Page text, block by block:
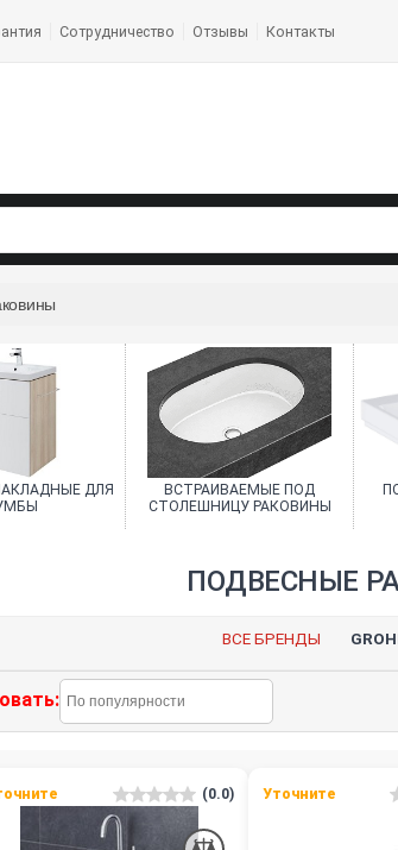
Сотрудничество Отзывы Контакты
ДЛЯ
ВСТРАИВАЕМЫЕ ПОД
СТОЛЕШНИЦУ РАКОВИНЫ
ПОДВЕСНЫЕ
ВСЕ БРЕНДЫ
(0.0) Уточните